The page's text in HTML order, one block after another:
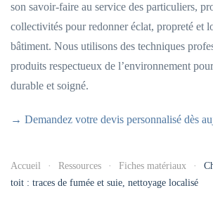
son savoir-faire au service des particuliers,
collectivités pour redonner éclat, propreté et
bâtiment. Nous utilisons des techniques
produits respectueux de l’environnement
durable et soigné.
→ Demandez votre devis personnalisé dès
Accueil Ressources Fiches matériaux
toit : traces de fumée et suie, nettoyage localisé